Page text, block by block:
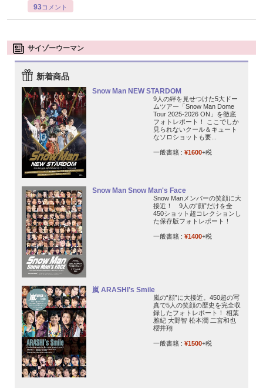
93コメント
サイゾーウーマン
新着商品
Snow Man NEW STARDOM
9人の絆を見せつけた5大ドー
ムツアー「Snow Man Dome
Tour 2025-2026 ON」を徹底
フォトレポート！ ここでしか
見られないクール＆キュート
なソロショットも要...
一般書籍 : ¥1600+税
Snow Man Snow Man's Face
Snow Manメンバーの笑顔に大
接近！ 9人の“顔”だけを全
450ショット超コレクションし
た保存版フォトレポート！
一般書籍 : ¥1400+税
嵐 ARASHI’s Smile
嵐の“顔”に大接近。450超の写
真で5人の笑顔の歴史を完全収
録したフォトレポート！ 相葉
雅紀 大野智 松本潤 二宮和也
櫻井翔
一般書籍 : ¥1500+税